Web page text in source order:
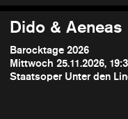
Dido & Aeneas
Barocktage 2026
Mittwoch 25.11.2026,
Staatsoper Unter den